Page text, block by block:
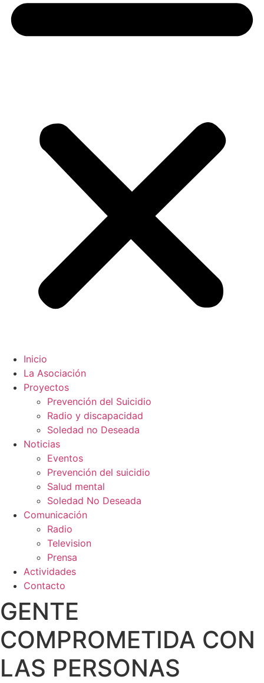
Inicio
La Asociación
Proyectos
Prevención del Suicidio
Radio y discapacidad
Soledad no Deseada
Noticias
Eventos
Prevención del suicidio
Salud mental
Soledad No Deseada
Comunicación
Radio
Television
Prensa
Actividades
Contacto
GENTE
COMPROMETIDA CON
LAS PERSONAS